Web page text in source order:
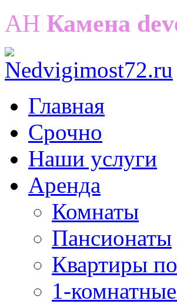
АН Камена
Главная
Срочно
Наши услуги
Аренда
Комнаты
Пансионаты
Квартиры
1-